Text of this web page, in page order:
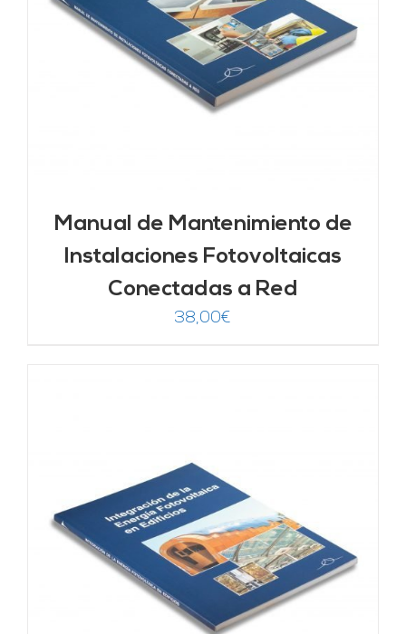
Manual de Mantenimiento de
Instalaciones Fotovoltaicas
Conectadas a Red
38,00€